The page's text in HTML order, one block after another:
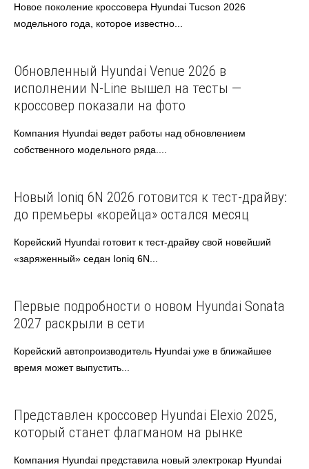
Новое поколение кроссовера Hyundai Tucson 2026
модельного года, которое известно...
Hyundai Автоновости
Обновленный Hyundai Venue 2026 в
исполнении N-Line вышел на тесты —
кроссовер показали на фото
Компания Hyundai ведет работы над обновлением
собственного модельного ряда....
Hyundai Автоновости
Новый Ioniq 6N 2026 готовится к тест-драйву:
до премьеры «корейца» остался месяц
Корейский Hyundai готовит к тест-драйву свой новейший
«заряженный» седан Ioniq 6N...
Hyundai Автоновости
Первые подробности о новом Hyundai Sonata
2027 раскрыли в сети
Корейский автопроизводитель Hyundai уже в ближайшее
время может выпустить...
Hyundai
Представлен кроссовер Hyundai Elexio 2025,
который станет флагманом на рынке
Компания Hyundai представила новый электрокар Hyundai